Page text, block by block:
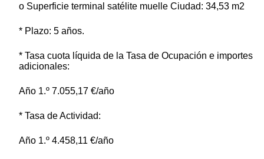
o Superficie terminal satélite muelle Ciudad: 34,53 m2
* Plazo: 5 años.
* Tasa cuota líquida de la Tasa de Ocupación e importes
adicionales:
Año 1.º 7.055,17 €/año
* Tasa de Actividad:
Año 1.º 4.458,11 €/año